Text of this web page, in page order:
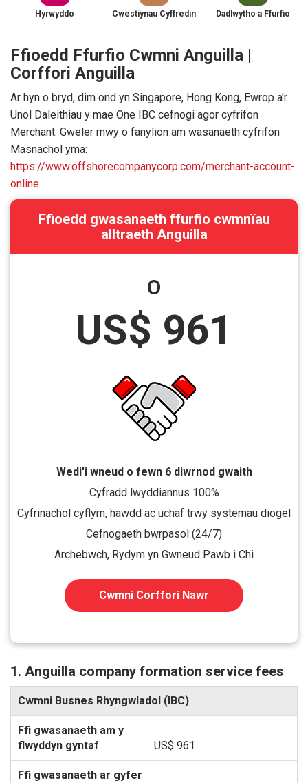
Hyrwyddo Cwestiynau Cyffredin Dadlwytho a Ffurfio
Ffioedd Ffurfio Cwmni Anguilla |
Corffori Anguilla
Ar hyn o bryd, dim ond yn Singapore, Hong Kong, Ewrop a'r
Unol Daleithiau y mae One IBC cefnogi agor cyfrifon
Merchant. Gweler mwy o fanylion am wasanaeth cyfrifon
Masnachol yma:
https://www.offshorecompanycorp.com/merchant-account-
online
Ffioedd gwasanaeth ffurfio cwmnïau
alltraeth Anguilla
O
US$ 961
Wedi'i wneud o fewn 6 diwrnod gwaith
Cyfradd lwyddiannus 100%
Cyfrinachol cyflym, hawdd ac uchaf trwy systemau diogel
Cefnogaeth bwrpasol (24/7)
Archebwch, Rydym yn Gwneud Pawb i Chi
Cwmni Corffori Nawr
1. Anguilla company formation service fees
Cwmni Busnes Rhyngwladol (IBC)
US$ 961